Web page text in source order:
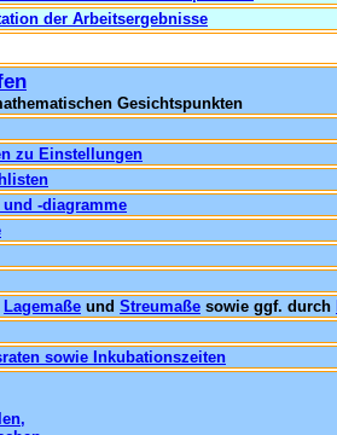
der Arbeitsergebnisse
Gesichtspunkten
zu Einstellungen
-diagramme
Lagemaße und Streumaße sowie ggf. durch
sowie Inkubationszeiten